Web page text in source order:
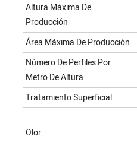
Altura Máxima De
Producción
Área Máxima De Producción
Número De Perfiles Por
Metro De Altura
Tratamiento Superficial
Olor